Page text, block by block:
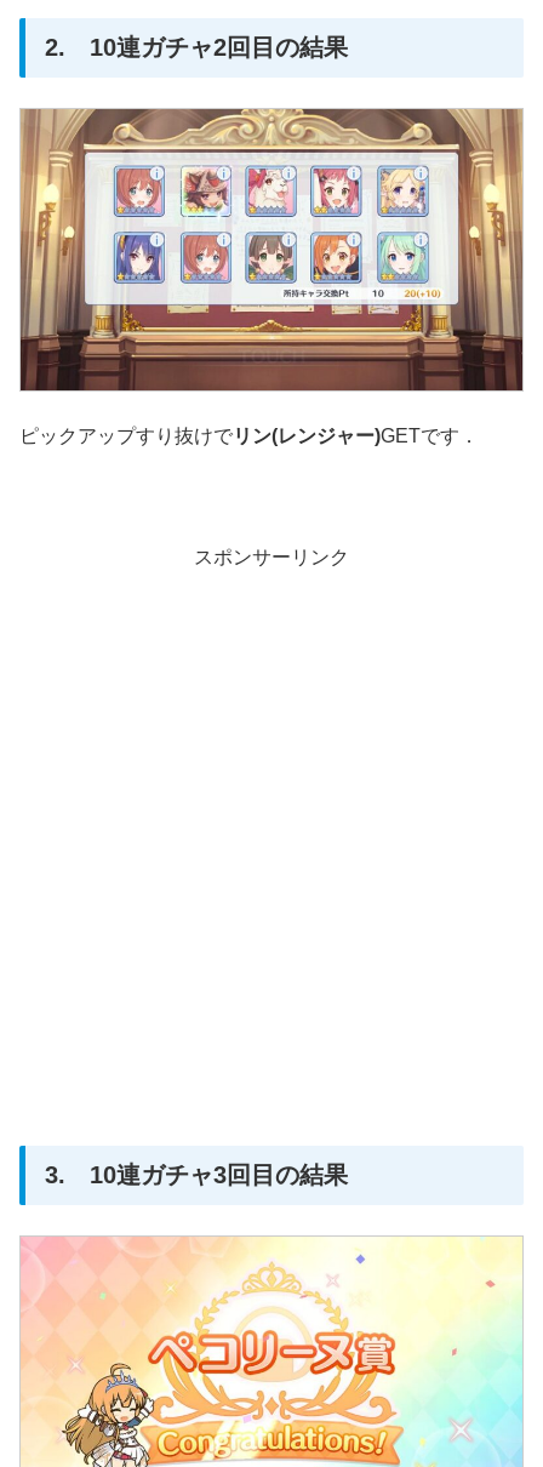
2. 10連ガチャ2回目の結果
ピックアップすり抜けでリン(レンジャー)GETです．
スポンサーリンク
3. 10連ガチャ3回目の結果